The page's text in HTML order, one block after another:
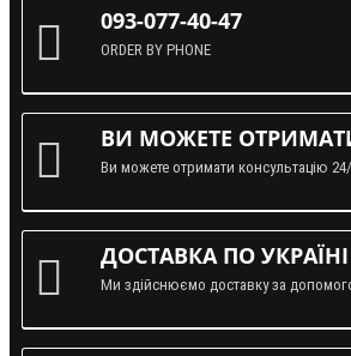
093-077-40-47
ORDER BY PHONE
ВИ МОЖЕТЕ
Ви можете отримати консультацію
ДОСТАВКА ПО УКРАЇНІ
Ми здійснюємо доставку за